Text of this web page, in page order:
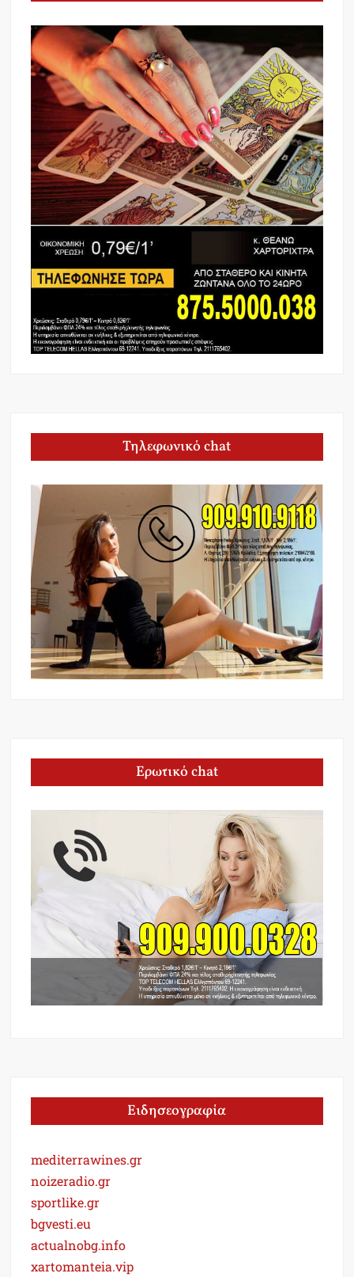
Τηλεφωνικό chat
Ερωτικό chat
Ειδησεογραφία
mediterrawines.gr
noizeradio.gr
sportlike.gr
bgvesti.eu
actualnobg.info
xartomanteia.vip